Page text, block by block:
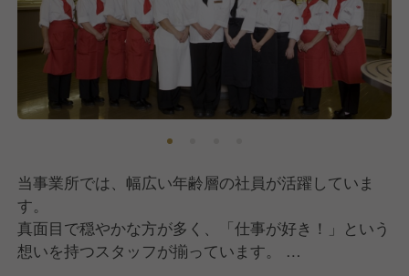
私たちは食事を提供するだけではなく、その先にある
「笑顔」や「生きる活力」を提供することにありま
す。
これからもこの想いは忘れずに、たくさんの人たち
に“元気のもと”を届けてまいります！
そして現在は、私たちの想いに共感していただきなが
ら共に成長していける、新しい仲間の採用に注力中で
す！
当事業所では、幅広い年齢層の社員が活躍していま
す。
真面目で穏やかな方が多く、「仕事が好き！」という
想いを持つスタッフが揃っています。